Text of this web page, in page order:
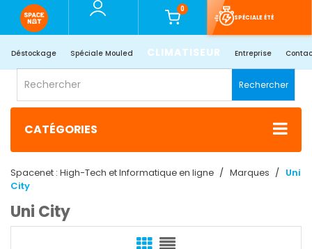
0
SPÉCIALE ÉTÉ
Déstockage Spéciale Mouled CLIMATISEUR Entreprise
Rechercher
CATÉGORIES
Spacenet : High-Tech et Informatique en ligne Marques
Uni
City
Uni City